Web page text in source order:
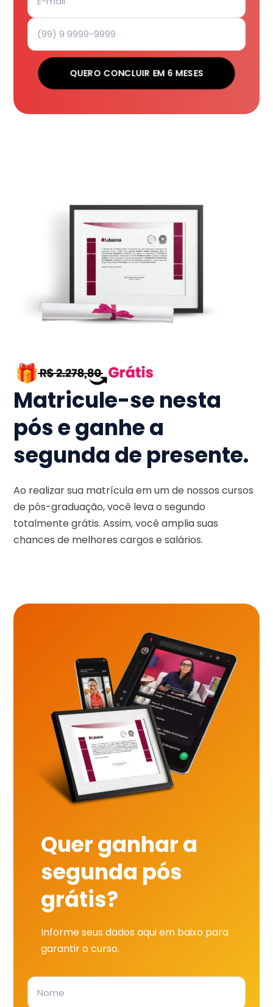
QUERO CONCLUIR EM 6 MESES
Matricule-se nesta
pós e ganhe a
segunda de presente.
Ao realizar sua matrícula em um de nossos cursos
de pós-graduação, você leva o segundo
totalmente grátis. Assim, você amplia suas
chances de melhores cargos e salários.
Quer ganhar a
segunda pós
grátis?
Informe seus dados aqui em baixo para
garantir o curso.